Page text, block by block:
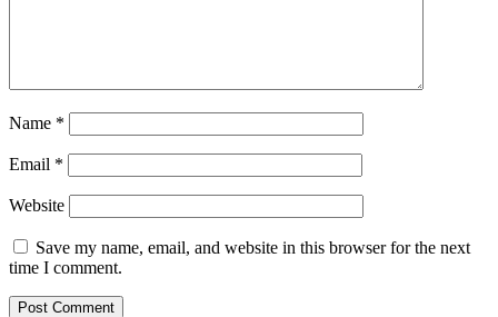
Name *
Email *
Website
Save my name, email, and website in this browser for the next
time I comment.